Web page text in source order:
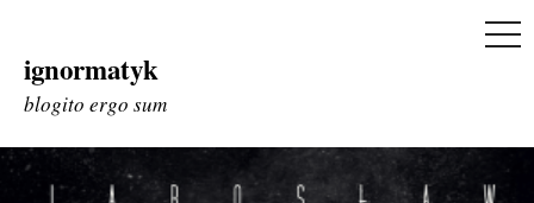
Skip
to
ignormatyk
blogito ergo sum